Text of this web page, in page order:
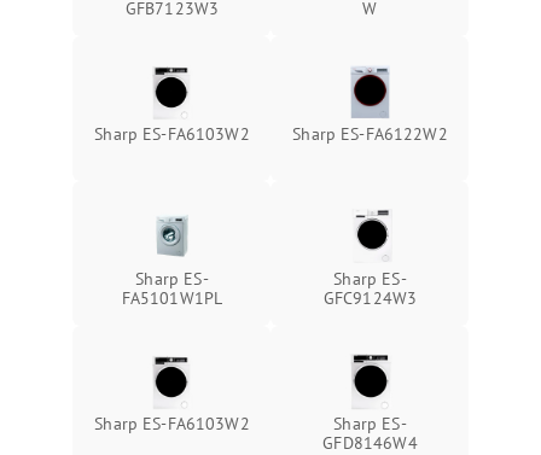
GFB7123W3
W
Sharp ES-FA6103W2 Sharp ES-FA6122W2
Sharp ES-
FA5101W1PL
Sharp ES-
GFC9124W3
Sharp ES-FA6103W2
Sharp ES-
GFD8146W4